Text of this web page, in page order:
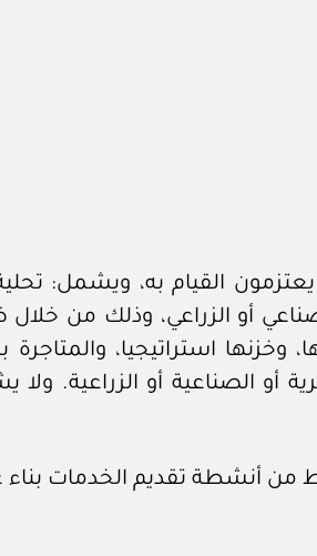
القيام به، ويشمل: تحلية
أو الزراعي، وذلك من
وخزنها استراتيجيا،
أو الصناعية أو الزراعية.
أنشطة تقديم الخدمات بناء